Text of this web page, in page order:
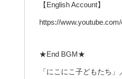
【English Account】
https://
★End BGM★
「にこにこ子どもたち